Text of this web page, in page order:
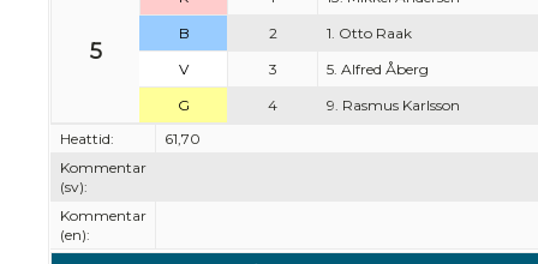
5
B
2
1. Otto Raak
V
3
5. Alfred Åberg
G
4
9. Rasmus Karlsson
Heattid:
61,70
Kommentar
(sv):
Kommentar
(en):